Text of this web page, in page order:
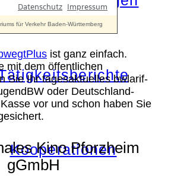
Kooperationen
ist ganz einfach.
mit dem öffentlichen
Sie Ihr tagesaktuelles bwlarif-
oder Deutschland-
vor und schon haben Sie
Kino Pforzheim
gGmbH